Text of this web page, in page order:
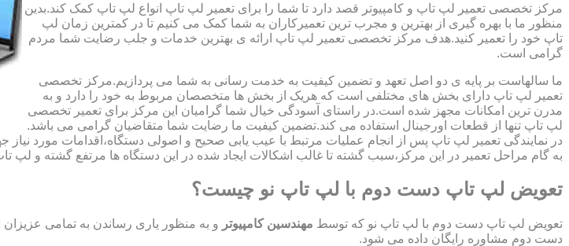
مرکز تخصصی تعمیر لپ تاپ و کامپیوتر قصد دارد تا شما را برای تعمیر لپ تاپ انواع لپ تاپ کمک کند.بدین
منظور ما با بهره گیری از بهترین و مجرب ترین تعمیرکاران به شما کمک می کنیم تا در کمترین زمان لپ
تاپ خود را تعمیر کنید.هدف مرکز تخصصی تعمیر لپ تاپ ارائه ی بهترین خدمات و جلب رضایت شما مردم
گرامی است.
ما سالهاست بر پایه ی دو اصل تعهد و تضمین کیفیت به خدمت رسانی به شما می پردازیم.مرکز تخصصی
تعمیر لپ تاپ دارای بخش های مختلفی است که هریک از بخش ها متخصصان مربوط به خود را دارد و به
مدرن ترین امکانات مجهز شده است.در راستای آسودگی خیال شما گرامیان این مرکز برای تعمیر تخصصی
لپ تاپ تنها از قطعات اورجینال استفاده می کند.تضمین کیفیت ما رضایت شما متقاضیان گرامی می باشد.
در نمایندگی تعمیر لپ تاپ پس از انجام عملیات مرتبط با عیب یابی صحیح و اصولی دستگاه،اقدامات مورد
به گام مراحل تعمیر در این مرکز،سبب گشته تا غالب اشکالات ایجاد شده در این دستگاه ها مرتفع گشته و لپ تاپ
تعویض لپ تاپ دست دوم با لپ تاپ نو چیست؟
تعویض لپ تاپ دست دوم با لپ تاپ نو که توسط مهندسین کامپیوتر و به منظور یاری رساندن به تمامی
دست دوم مشاوره رایگان داده می شود.